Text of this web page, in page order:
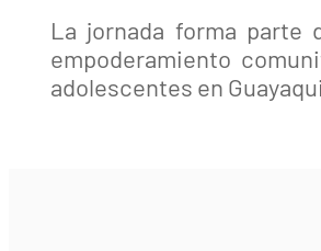
La jornada forma parte
empoderamiento
adolescentes en